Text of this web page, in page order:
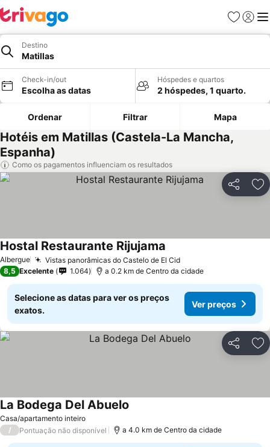
Favoritos
Iniciar
Destino
Matillas
Check-in/out
Escolha as datas
Hóspedes e quartos
2 hóspedes, 1 quarto.
Ordenar Filtrar Mapa
Hotéis em Matillas (Castela-La Mancha,
Espanha)
Como os pagamentos influenciam os resultados
Partilhar
Albergue Vistas panorâmicas do Castelo de El Cid
Hostal Restaurante Rijujama
8,5 Excelente 1.064 a 0.2 km de Centro da cidade
Selecione as datas para ver os preços
exatos.
Ver preços
Partilhar
Casa/apartamento inteiro
La Bodega Del Abuelo
/ Pontuação não disponível a 4.0 km de Centro da cidade